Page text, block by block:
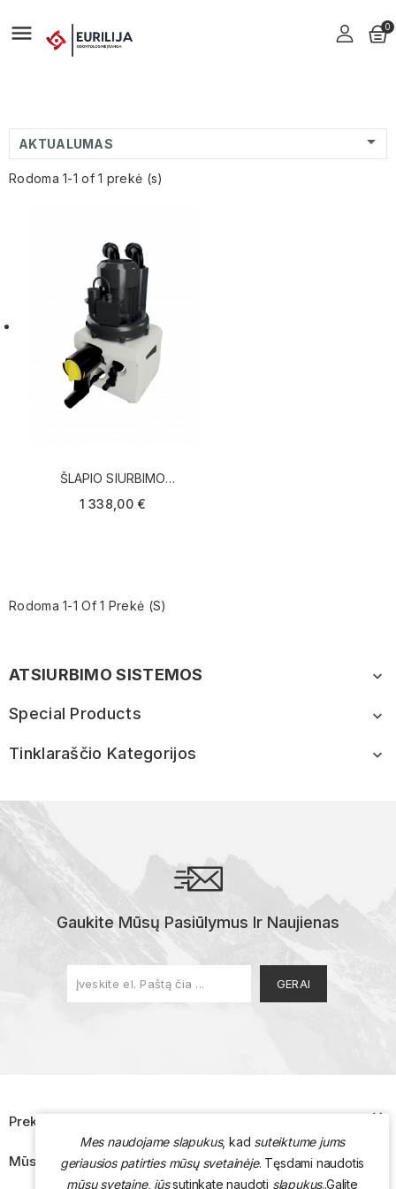
 0
AKTUALUMAS 
Rodoma 1-1 of 1 prekė (s)
ŠLAPIO SIURBIMO
1 338,00 €
Rodoma 1-1 Of 1 Prekė (s)
ATSIURBIMO SISTEMOS 
Special Products 
Tinklaraščio Kategorijos 
Gaukite Mūsų Pasiūlymus Ir Naujienas
Prekės 
Mūsų Įmonė
Mes naudojame slapukus, kad suteiktume jums
geriausios patirties mūsų svetainėje. Tęsdami naudotis
mūsų svetaine, jūssutinkate naudoti slapukus..Galite